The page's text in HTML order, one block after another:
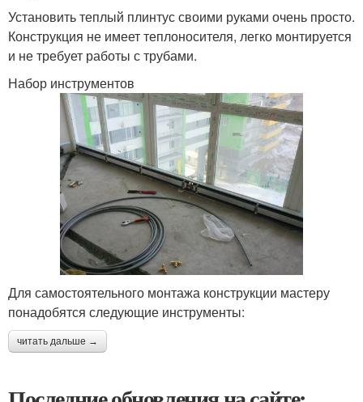
Установить теплый плинтус своими руками очень просто.
Конструкция не имеет теплоносителя, легко монтируется
и не требует работы с трубами.
Набор инструментов
Для самостоятельного монтажа конструкции мастеру
понадобятся следующие инструменты:
читать дальше →